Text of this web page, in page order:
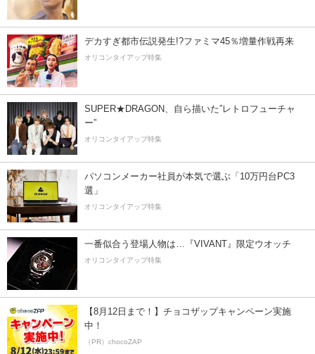
デカすぎ都市伝説発生!?ファミマ45％増量作戦再来
オリコンタイアップ特集
SUPER★DRAGON、自ら描いた”レトロフューチャ
ー”
オリコンタイアップ特集
パソコンメーカー社員が本気で選ぶ「10万円台PC3
選」
オリコンタイアップ特集
一番似合う登場人物は…『VIVANT』限定ウオッチ
オリコンタイアップ特集
【8月12日まで！】チョコザップキャンペーン実施
中！
（PR）chocoZAP